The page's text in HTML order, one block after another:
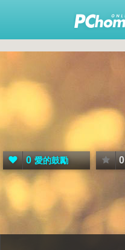
0 愛的鼓勵 0